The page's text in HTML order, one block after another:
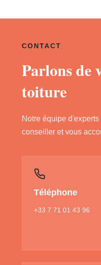
CONTACT
Parlons de
toiture
Notre équipe
conseiller et vous
Téléphone
+33 7 71 01 43 96